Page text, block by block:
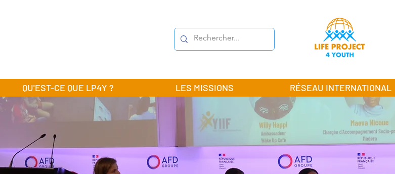
QU'EST-CE QUE LP4Y ? LES MISSIONS RÉSEAU INTERNATIONAL